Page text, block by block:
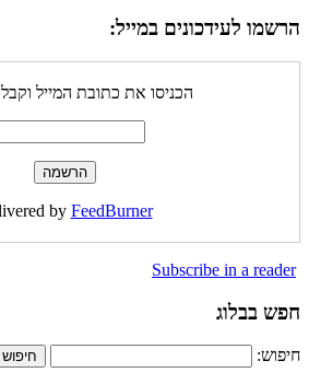
הרשמו לעידכונים במייל:
הכניסו את כתובת המייל וקבלו
byFeedBurner
Subscribe in a reader
חפש בבלוג
חיפוש: